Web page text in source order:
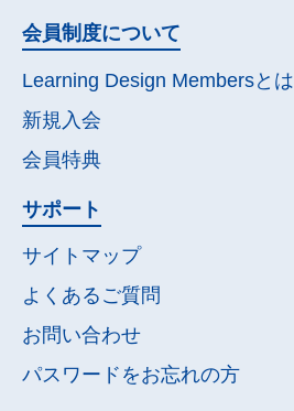
会員制度について
Learning Design Membersとは
新規入会
会員特典
サポート
サイトマップ
よくあるご質問
お問い合わせ
パスワードをお忘れの方